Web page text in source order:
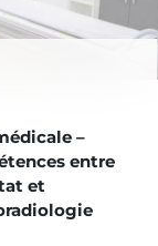
–
entre
et